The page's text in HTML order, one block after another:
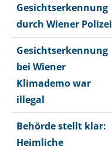
Gesichtserkennung
durch Wiener Polizei
Gesichtserkennung
bei Wiener
Klimademo war
illegal
Behörde stellt klar:
Heimliche